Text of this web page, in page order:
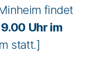
findet
Uhr im
statt.]